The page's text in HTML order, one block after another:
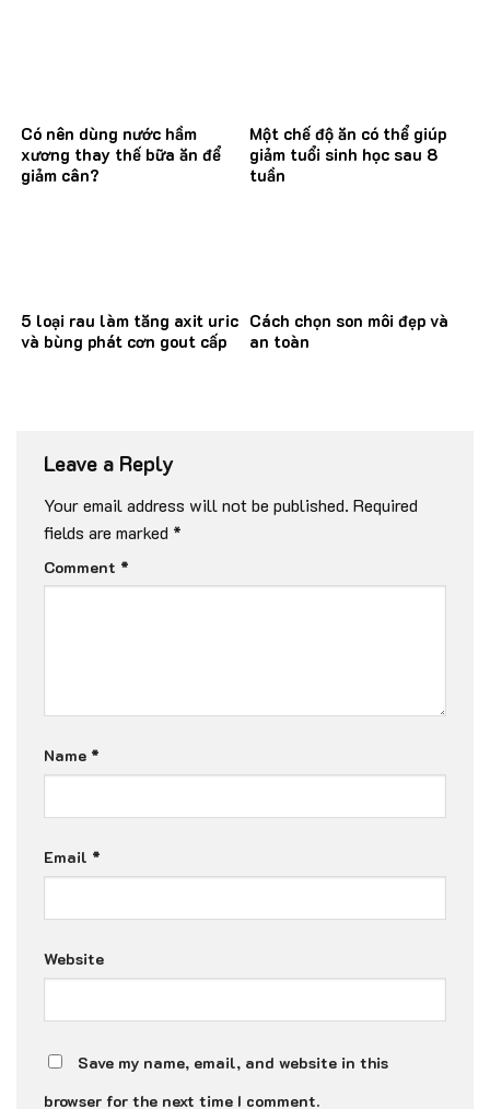
Có nên dùng nước hầm
xương thay thế bữa ăn để
giảm cân?
Một chế độ ăn có thể giúp
giảm tuổi sinh học sau 8
tuần
5 loại rau làm tăng axit uric
và bùng phát cơn gout cấp
Cách chọn son môi đẹp và
an toàn
Leave a Reply
Your email address will not be published. Required
fields are marked *
Comment *
Name *
Email *
Website
Save my name, email, and website in this
browser for the next time I comment.